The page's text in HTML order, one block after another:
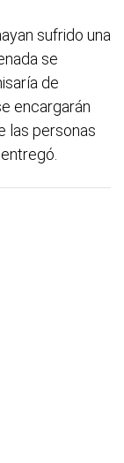
sufrido una
se
de
encargarán
las personas